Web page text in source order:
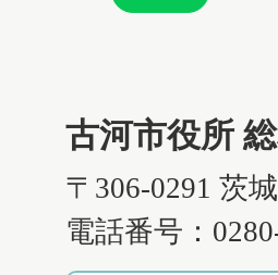
古河市役所
〒306-0291 茨
電話番号：